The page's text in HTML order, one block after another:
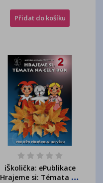
Přidat do košíku
iŠkolička: ePublikace
Hrajeme si: Témata na